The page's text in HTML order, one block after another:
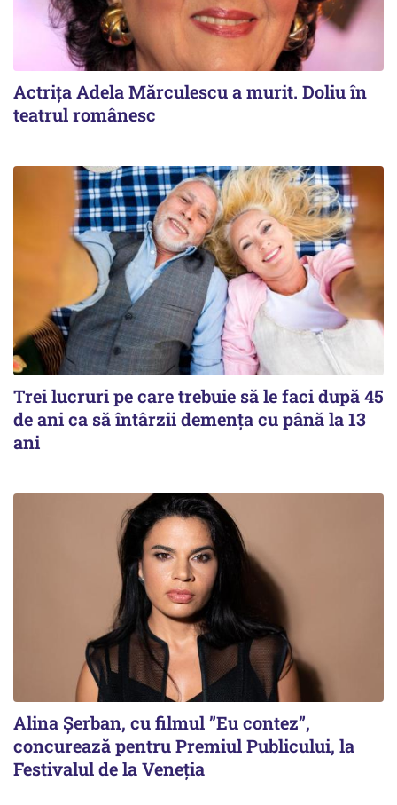
Actrița Adela Mărculescu a murit. Doliu în
teatrul românesc
Trei lucruri pe care trebuie să le faci după 45
de ani ca să întârzii demența cu până la 13
ani
Alina Șerban, cu filmul ”Eu contez”,
concurează pentru Premiul Publicului, la
Festivalul de la Veneția